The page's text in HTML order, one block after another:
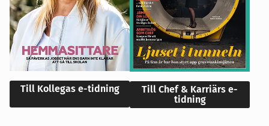
Till Kollegas e-tidning
Till Chef & Karriärs e-
tidning